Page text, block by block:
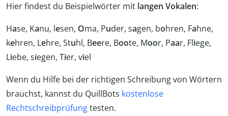
Hier findest du Beispielwörter mit langen Vokalen:
Hase, Kanu, lesen, Oma, Puder, sagen, bohren, Fahne,
kehren, Lehre, Stuhl, Beere, Boote, Moor, Paar, Fliege,
Liebe, siegen, Tier, viel
Wenn du Hilfe bei der richtigen Schreibung von Wörtern
brauchst, kannst du QuillBots kostenlose
Rechtschreibprüfungtesten.